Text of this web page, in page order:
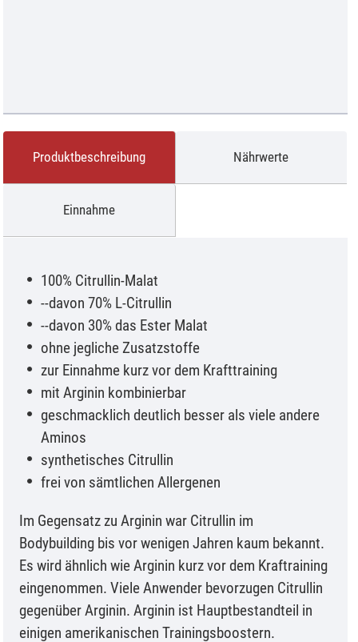
Produktbeschreibung Nährwerte
Einnahme
100% Citrullin-Malat
--davon 70% L-Citrullin
--davon 30% das Ester Malat
ohne jegliche Zusatzstoffe
zur Einnahme kurz vor dem Krafttraining
mit Arginin kombinierbar
geschmacklich deutlich besser als viele andere
Aminos
synthetisches Citrullin
frei von sämtlichen Allergenen
Im Gegensatz zu Arginin war Citrullin im
Bodybuilding bis vor wenigen Jahren kaum bekannt.
Es wird ähnlich wie Arginin kurz vor dem Kraftraining
eingenommen. Viele Anwender bevorzugen Citrullin
gegenüber Arginin. Arginin ist Hauptbestandteil in
einigen amerikanischen Trainingsboostern.